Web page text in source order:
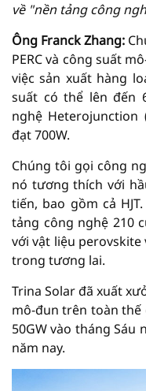
về "nền tảng công
Ông Franck Zhang:
PERC và công suất
việc sản xuất hàng
suất có thể lên đến
nghệ
đạt 700W.
Chúng tôi gọi công
nó tương thích với
tiến, bao gồm cả
tảng công nghệ 210
với vật liệu perovskite
trong tương lai.
Trina Solar đã xuất
mô-đun trên toàn
50GW vào tháng Sáu
năm nay.